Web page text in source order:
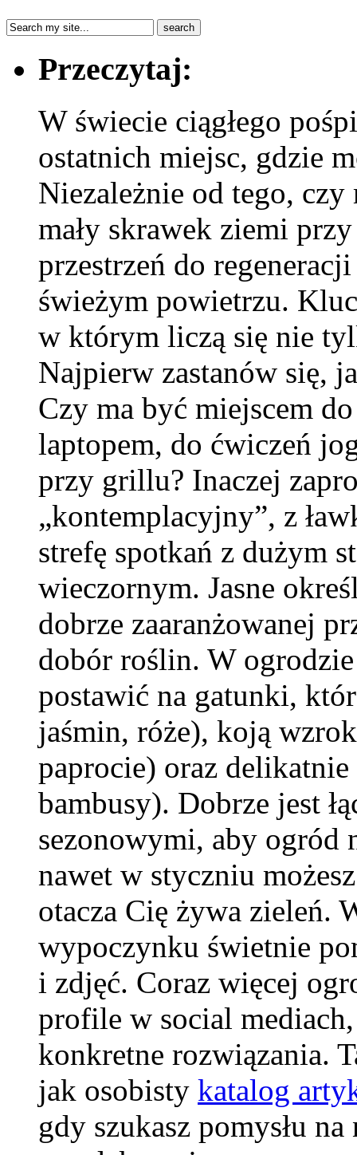
Przeczytaj:
W świecie ciągłego
ostatnich miejsc, gdzie
Niezależnie od tego, czy
mały skrawek ziemi
przestrzeń do
świeżym powietrzu.
w którym liczą się nie
Najpierw zastanów się,
Czy ma być miejscem
laptopem, do ćwiczeń
przy grillu? Inaczej
„kontemplacyjny”, z
strefę spotkań z dużym
wieczornym. Jasne
dobrze zaaranżowanej
dobór roślin. W
postawić na gatunki,
jaśmin, róże), koją
paprocie) oraz
bambusy). Dobrze jest
sezonowymi, aby ogród
nawet w styczniu
otacza Cię żywa zieleń.
wypoczynku świetnie
i zdjęć. Coraz więcej
profile w social
konkretne rozwiązania.
jak osobisty katalog
gdy szukasz pomysłu